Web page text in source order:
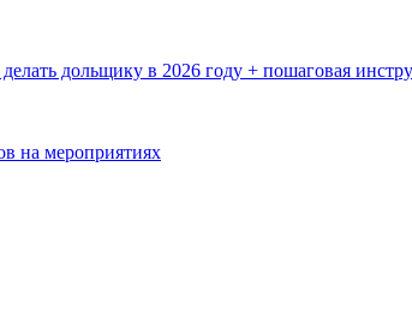
дольщику в 2026 году + пошаговая
на мероприятиях